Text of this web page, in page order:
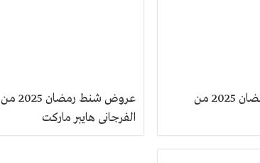
عروض كرتونة رمضان 2025 من
عروض شنط رمضان 2025 من
الفرجانى هايبر ماركت